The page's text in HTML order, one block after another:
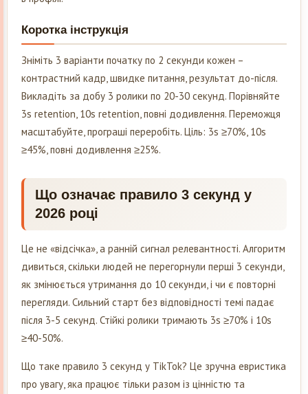
Коротка інструкція
Зніміть 3 варіанти початку по 2 секунди кожен –
контрастний кадр, швидке питання, результат до-після.
Викладіть за добу 3 ролики по 20-30 секунд. Порівняйте
3s retention, 10s retention, повні додивлення. Переможця
масштабуйте, програші переробіть. Ціль: 3s ≥70%, 10s
≥45%, повні додивлення ≥25%.
Що означає правило 3 секунд у
2026 році
Це не «відсічка», а ранній сигнал релевантності. Алгоритм
дивиться, скільки людей не перегорнули перші 3 секунди,
як змінюється утримання до 10 секунди, і чи є повторні
перегляди. Сильний старт без відповідності темі падає
після 3-5 секунд. Стійкі ролики тримають 3s ≥70% і 10s
≥40-50%.
Що таке правило 3 секунд у TikTok? Це зручна евристика
про увагу, яка працює тільки разом із цінністю та